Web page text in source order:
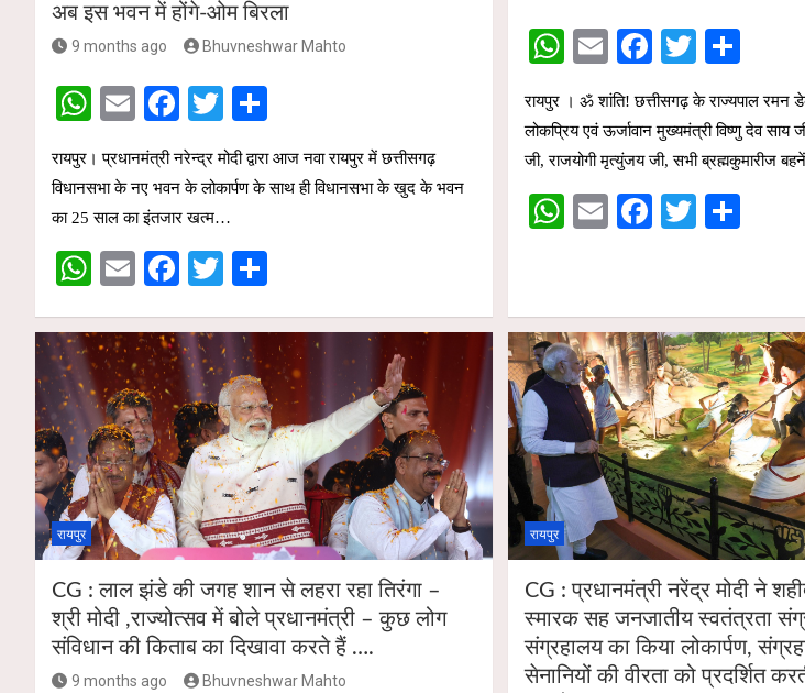
अब इस भवन में होंगे-ओम बिरला
9 months ago Bhuvneshwar Mahto
W
at
s
A
p
p
E
ail
F
a
ce
b
o
o
k
T
wi
tt ar
रायपुर। प्रधानमंत्री नरेन्द्र मोदी द्वारा आज नवा रायपुर में छत्तीसगढ़
विधानसभा के नए भवन के लोकार्पण के साथ ही विधानसभा के खुद के भवन
का 25 साल का इंतजार खत्म…
W
at
s
A
p
p
E
ail
F
ce
b
o
o
k
T
tt
er
ar
e
W
at
s
A
p
E
ail
F
ce
b
o
o
T
wi
tt
er
S
ar
e
रायपुर । ॐ शांति! छत्तीसगढ़ के राज्यपाल रमन
लोकप्रिय एवं ऊर्जावान मुख्यमंत्री विष्णु देव साय
जी, राजयोगी मृत्युंजय जी, सभी ब्रह्मकुमारीज
W
s
A
p
p
E F
b
o
o
k
T
er
S
e
रायपुर
CG : लाल झंडे की जगह शान से लहरा रहा तिरंगा –
श्री मोदी ,राज्योत्सव में बोले प्रधानमंत्री – कुछ लोग
संविधान की किताब का दिखावा करते हैं ….
9 months ago Bhuvneshwar Mahto
रायपुर
CG : प्रधानमंत्री नरेंद्र मोदी ने
स्मारक सह जनजातीय स्वतंत्रता
संग्रहालय का किया लोकार्पण,
सेनानियों की वीरता को प्रदर्शित